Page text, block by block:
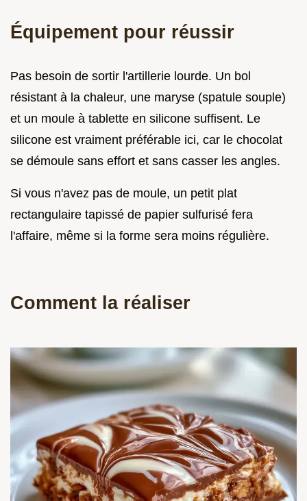
Équipement pour réussir
Pas besoin de sortir l'artillerie lourde. Un bol
résistant à la chaleur, une maryse (spatule souple)
et un moule à tablette en silicone suffisent. Le
silicone est vraiment préférable ici, car le chocolat
se démoule sans effort et sans casser les angles.
Si vous n'avez pas de moule, un petit plat
rectangulaire tapissé de papier sulfurisé fera
l'affaire, même si la forme sera moins régulière.
Comment la réaliser